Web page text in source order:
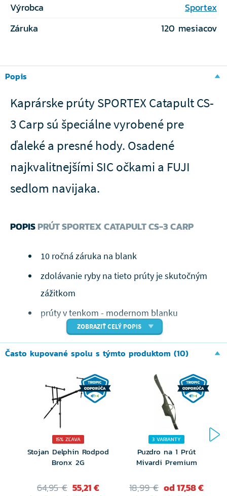
Výrobca
Sportex
Záruka
120 mesiacov
Popis
Kaprárske prúty SPORTEX Catapult CS-
3 Carp sú špeciálne vyrobené pre
ďaleké a presné hody. Osadené
najkvalitnejšími SIC očkami a FUJI
sedlom navijaka.
POPISPRÚT SPORTEX CATAPULT CS-3 CARP
10 ročná záruka na blank
zdolávanie ryby na tieto prúty je skutočným
zážitkom
prúty v tenkom - modernom blanku
prúty sú vhodné aj na ďaleké hody -
nahadzujete výrazne ďalej ako ostatní
dlhá životnosť aj po 20 rokoch sú prúty ako
nové
nadčasový dizajn
ak si kupujete rybársky prút SPORTEX tak si
kupujete zážitok ktorý vám žiadny iný prút
ZOBRAZIŤ CELÝ POPIS
Často kupované spolu s týmto produktom (10)
15% ZĽAVA
Stojan Delphin Rodpod
Bronx 2G
64,95 € 55,21 €
3 VARIANTY
Puzdro na 1 Prút
Mivardi Premium
18,99 € od 17,58 €